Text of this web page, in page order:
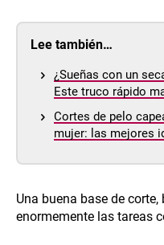
Lee también…
¿Sueñas con un
Este truco rápido
Cortes de pelo
mujer: las mejores
Una buena base de
enormemente las tareas